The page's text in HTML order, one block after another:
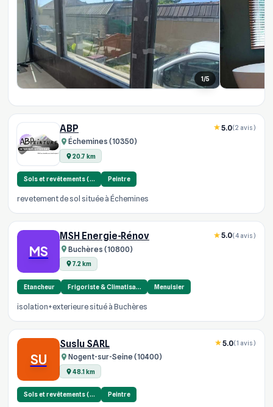
1/5
ABP
Échemines (10350)
20.7 km
5.0(2 avis)
Sols et revêtements (… Peintre
revetement de sol située à Échemines
MS
MSH Energie-Rénov
Buchères (10800)
7.2 km
5.0(4 avis)
Etancheur Frigoriste & Climatisa… Menuisier
isolation+exterieure situé à Buchères
SU
Suslu SARL
Nogent-sur-Seine (10400)
48.1 km
5.0(1 avis)
Sols et revêtements (… Peintre